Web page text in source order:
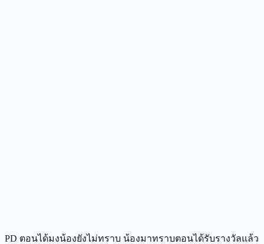
PD ตอนได้มงน้องยังไม่ทราบ น้องมาทราบตอนได้รับรางวัลแล้ว